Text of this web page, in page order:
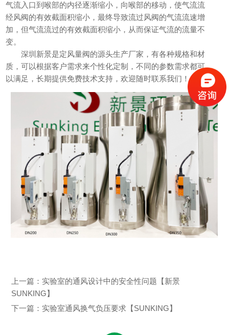
气流入口到喉部的内径逐渐缩小，向喉部的移动，使气流流
经风阀的有效截面积缩小，最终导致流过风阀的气流流速增
加，但气流流过的有效截面积缩小，从而保证气流的流量不
变。
深圳新景是定风量阀的源头生产厂家，有各种规格和材
质，可以根据客户需求来个性化定制，不同的参数需求都可
以满足，长期提供免费技术支持，欢迎随时联系我们！
上一篇： 实验室的通风设计中的安全性问题【新景
SUNKING】
下一篇： 实验室通风换气负压要求【SUNKING】